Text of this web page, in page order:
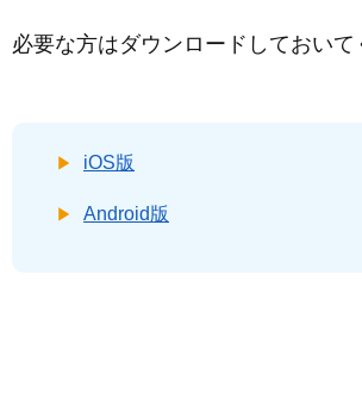
必要な方はダウンロードしておいて
iOS版
Android版